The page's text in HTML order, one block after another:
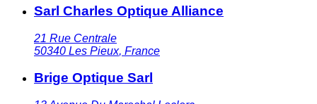
Sarl Charles Optique Alliance
21 Rue Centrale
50340 Les Pieux, France
Brige Optique Sarl